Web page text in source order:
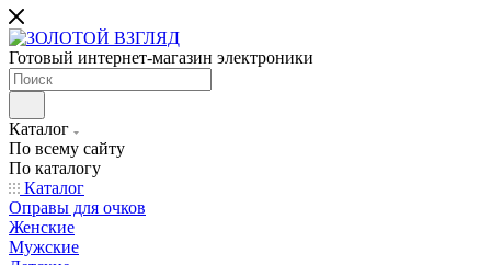
Готовый интернет-магазин электроники
Каталог
По всему сайту
По каталогу
Каталог
Оправы для очков
Женские
Мужские